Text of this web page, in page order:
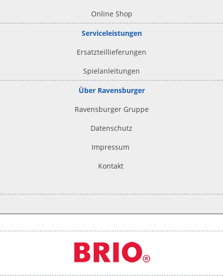
Online Shop
Serviceleistungen
Ersatzteillieferungen
Spielanleitungen
Über Ravensburger
Ravensburger Gruppe
Datenschutz
Impressum
Kontakt